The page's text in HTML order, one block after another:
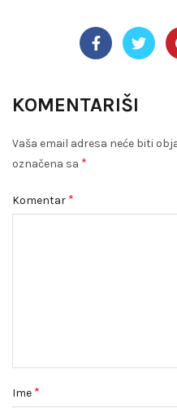
KOMENTARIŠI
Vaša email adresa neće biti
označena sa *
Komentar *
Ime *